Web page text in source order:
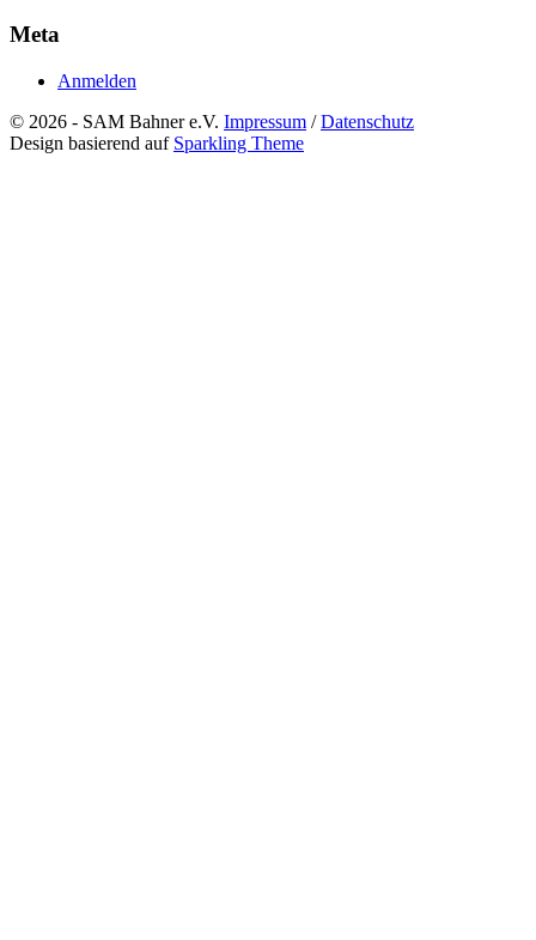
Meta
Anmelden
© 2026 - SAM Bahner e.V. Impressum /Datenschutz
Design basierend auf Sparkling Theme